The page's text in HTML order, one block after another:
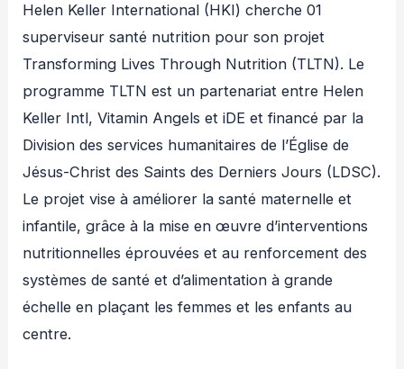
Helen Keller International (HKI) cherche 01
superviseur santé nutrition pour son projet
Transforming Lives Through Nutrition (TLTN). Le
programme TLTN est un partenariat entre Helen
Keller Intl, Vitamin Angels et iDE et financé par la
Division des services humanitaires de l’Église de
Jésus-Christ des Saints des Derniers Jours (LDSC).
Le projet vise à améliorer la santé maternelle et
infantile, grâce à la mise en œuvre d’interventions
nutritionnelles éprouvées et au renforcement des
systèmes de santé et d’alimentation à grande
échelle en plaçant les femmes et les enfants au
centre.